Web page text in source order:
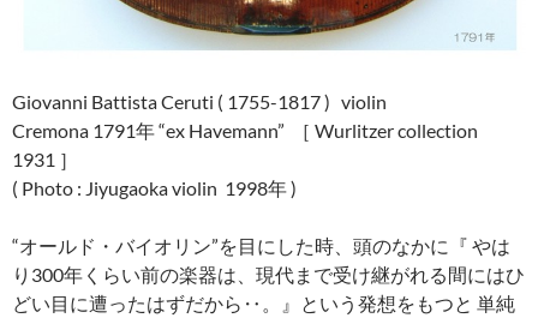
Giovanni Battista Ceruti ( 1755-1817 ) violin
Cremona 1791年 “ex Havemann” ［ Wurlitzer collection
1931 ］
( Photo : Jiyugaoka violin 1998年 )
“オールド・バイオリン”を目にした時、頭のなかに『 やは
り300年くらい前の楽器は、現代まで受け継がれる間にはひ
どい目に遭ったはずだから‥。』という発想をもつと 単純